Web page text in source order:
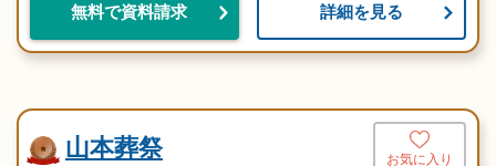
無料で資料請求 詳細を見る
山本葬祭 お気に入り